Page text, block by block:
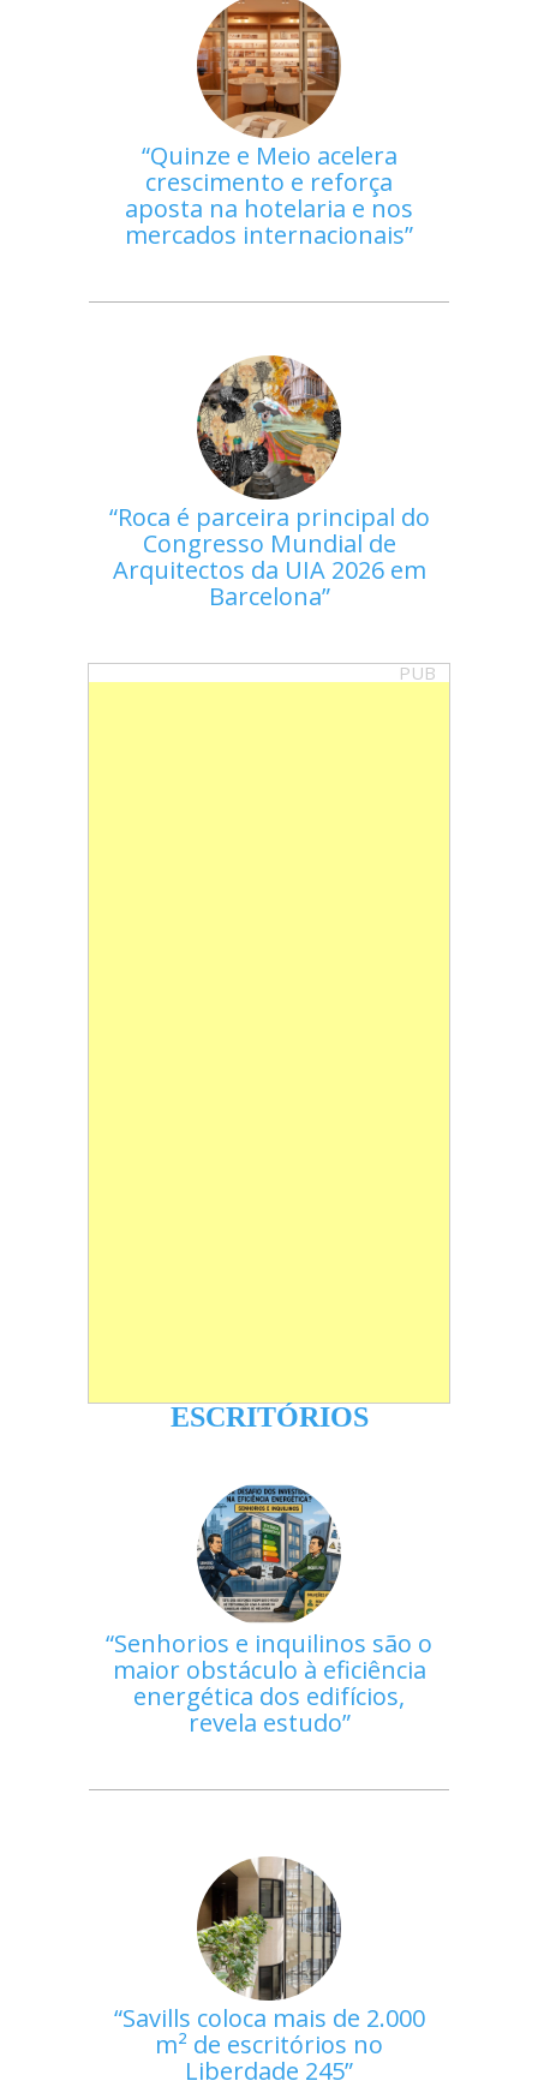
Quinze e Meio acelera
crescimento e reforça
aposta na hotelaria e nos
mercados internacionais
Roca é parceira principal do
Congresso Mundial de
Arquitectos da UIA 2026 em
Barcelona
PUB
ESCRITÓRIOS
Senhorios e inquilinos são o
maior obstáculo à eficiência
energética dos edifícios,
revela estudo
Savills coloca mais de 2.000
m² de escritórios no
Liberdade 245